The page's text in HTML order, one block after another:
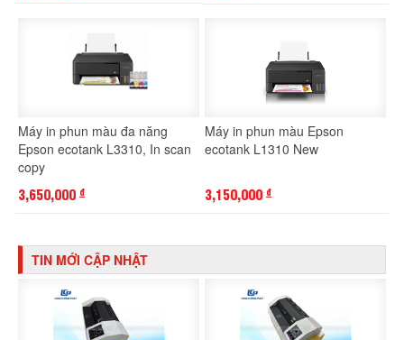
Máy in phun màu đa năng
Epson ecotank L3310, In scan
copy
3,650,000 đ
Máy in phun màu Epson
ecotank L1310 New
3,150,000 đ
TIN MỚI CẬP NHẬT